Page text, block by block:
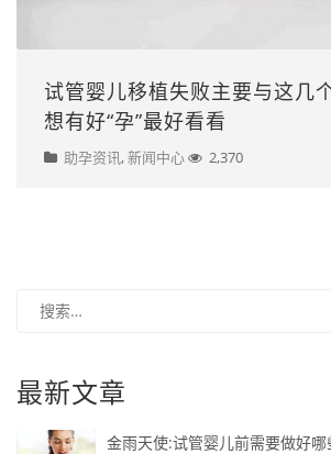
试管婴儿移植失败主要与这几
想有好“孕”最好看看
助孕资讯,新闻中心 2,370
最新文章
金雨天使:试管婴儿前需要做好哪